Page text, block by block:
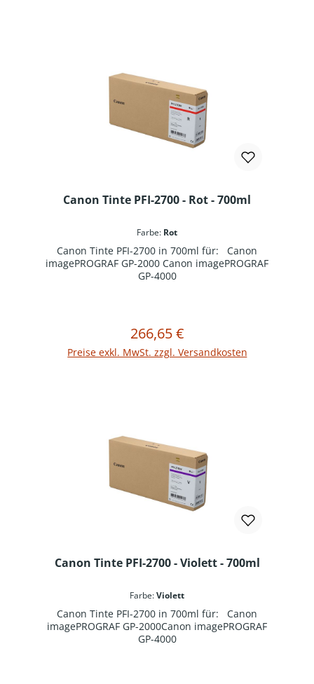
Canon Tinte PFI-2700 - Rot - 700ml
Farbe: Rot
Canon Tinte PFI-2700 in 700ml für: Canon
imagePROGRAF GP-2000 Canon imagePROGRAF
GP-4000
Regulärer Preis:
266,65 €
Preise exkl. MwSt. zzgl. Versandkosten
In den Warenkorb
Canon Tinte PFI-2700 - Violett - 700ml
Farbe:Violett
Canon Tinte PFI-2700 in 700ml für: Canon
imagePROGRAF GP-2000Canon imagePROGRAF
GP-4000